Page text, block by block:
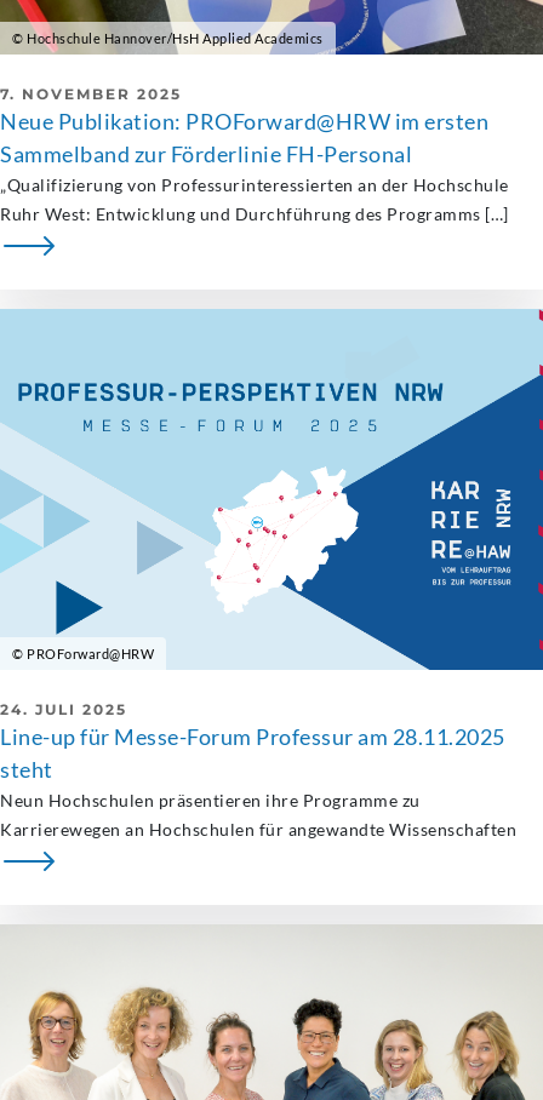
© Hochschule Hannover/HsH Applied Academics
7. NOVEMBER 2025
Neue Publikation: PROForward@HRW im ersten
Sammelband zur Förderlinie FH-Personal
„Qualifizierung von Professurinteressierten an der Hochschule
Ruhr West: Entwicklung und Durchführung des Programms […]
© PROForward@HRW
24. JULI 2025
Line-up für Messe-Forum Professur am 28.11.2025
steht
Neun Hochschulen präsentieren ihre Programme zu
Karrierewegen an Hochschulen für angewandte Wissenschaften